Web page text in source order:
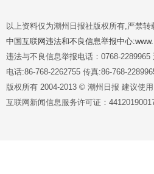
以上资料仅为潮州日报社版权所有,严禁
中国互联网违法和不良信息举报中心
违法与不良信息举报电话：0768-
电话:86-768-2262755 传真:86-768-
版权所有 2004-2013 © 潮州日报 建议使
互联网新闻信息服务许可证：